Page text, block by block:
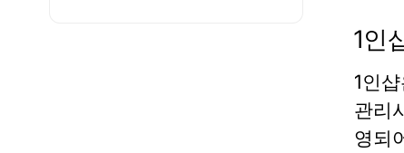
1인
1인
관리
영되